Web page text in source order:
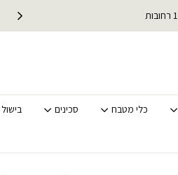
מאות מוצרים בחיסול מלאי
כלי מטבח סכינים בישול